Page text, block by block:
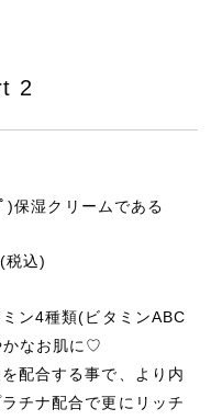
2
)保湿クリームである
込)
ン4種類(ビタミンABC
かなお肌に♡
配合する事で、より内
チナ配合で更にリッチ